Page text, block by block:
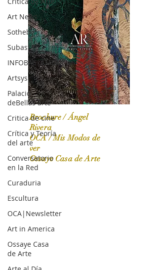
Art News
Sotheby's
Subasta
INFOBAE|AMERICA
Artsys
Palacio
deBellas arte
Critica de cine
Crítica y Teoría
del arte
Conversatorio
en la Red
Curaduria
Escultura
OCA|Newsletter
Art in America
Ossaye Casa
de Arte
OCA|News 31 / Marzo-Abril / 2024
Brochure / Ángel
Rivera
OCA / Mis Modos de
ver
Ossaye Casa de Arte